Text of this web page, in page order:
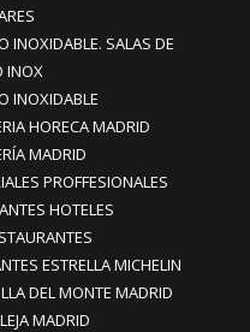
INOXIDABLE. SALAS DE
INOX
INOXIDABLE
HORECA MADRID
MADRID
PROFFESIONALES
HOTELES
ESTRELLA MICHELIN
DEL MONTE MADRID
MADRID